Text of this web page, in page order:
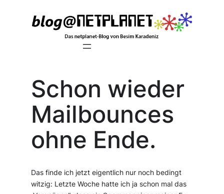
Schon wieder
Mailbounces
ohne Ende.
Das finde ich jetzt eigentlich nur noch bedingt
witzig: Letzte Woche hatte ich ja schon mal das